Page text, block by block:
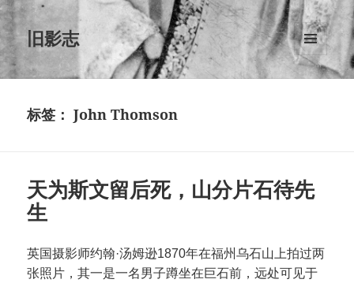
旧影志
菜单和
挂件
标签：John Thomson
天为斯文留后死，山分片石待先
生
英国摄影师约翰·汤姆逊1870年在福州乌石山上拍过两
张照片，其一是一名男子蹲坐在巨石前，远处可见于